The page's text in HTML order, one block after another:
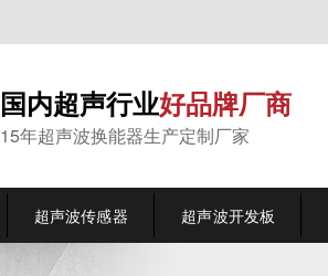
国内超声行业好品牌厂商
15年超声波换能器生产定制厂家
超声波传感器 超声波开发板